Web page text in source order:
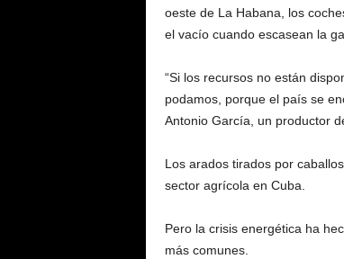
oeste de La Habana, los
el vacío cuando escasean la
“Si los recursos no están
podamos, porque el país se
Antonio García, un productor
Los arados tirados por
sector agrícola en Cuba.
Pero la crisis energética ha
más comunes.